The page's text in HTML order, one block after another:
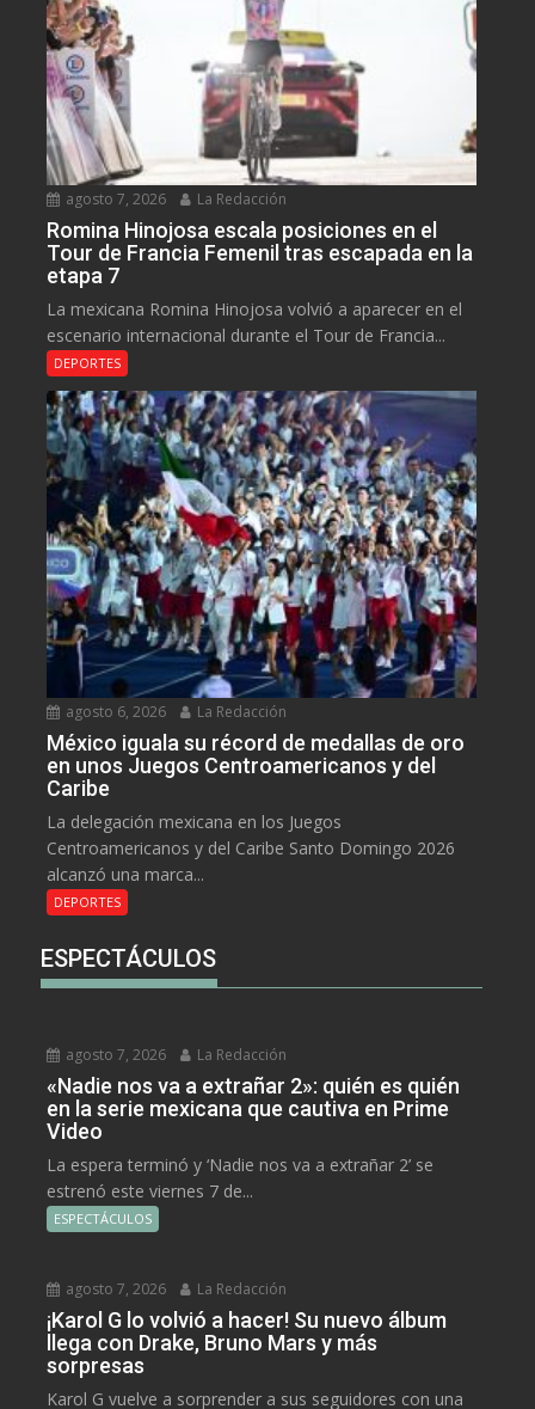
agosto 7, 2026 La Redacción
Romina Hinojosa escala posiciones en el
Tour de Francia Femenil tras escapada en la
etapa 7
La mexicana Romina Hinojosa volvió a aparecer en el
escenario internacional durante el Tour de Francia...
DEPORTES
agosto 6, 2026 La Redacción
México iguala su récord de medallas de oro
en unos Juegos Centroamericanos y del
Caribe
La delegación mexicana en los Juegos
Centroamericanos y del Caribe Santo Domingo 2026
alcanzó una marca...
DEPORTES
ESPECTÁCULOS
agosto 7, 2026 La Redacción
«Nadie nos va a extrañar 2»: quién es quién
en la serie mexicana que cautiva en Prime
Video
La espera terminó y ‘Nadie nos va a extrañar 2’ se
estrenó este viernes 7 de...
ESPECTÁCULOS
agosto 7, 2026 La Redacción
¡Karol G lo volvió a hacer! Su nuevo álbum
llega con Drake, Bruno Mars y más
sorpresas
Karol G vuelve a sorprender a sus seguidores con una